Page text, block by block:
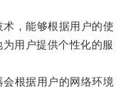
，能够根据用户的使
用户提供个性化的服
根据用户的网络环境